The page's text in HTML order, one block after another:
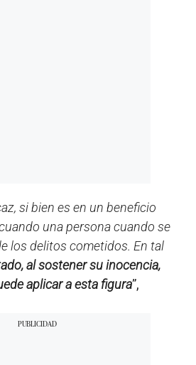
si bien es en un beneficio
una persona cuando se
los delitos cometidos. En tal
al sostener su inocencia,
aplicar a esta figura”,